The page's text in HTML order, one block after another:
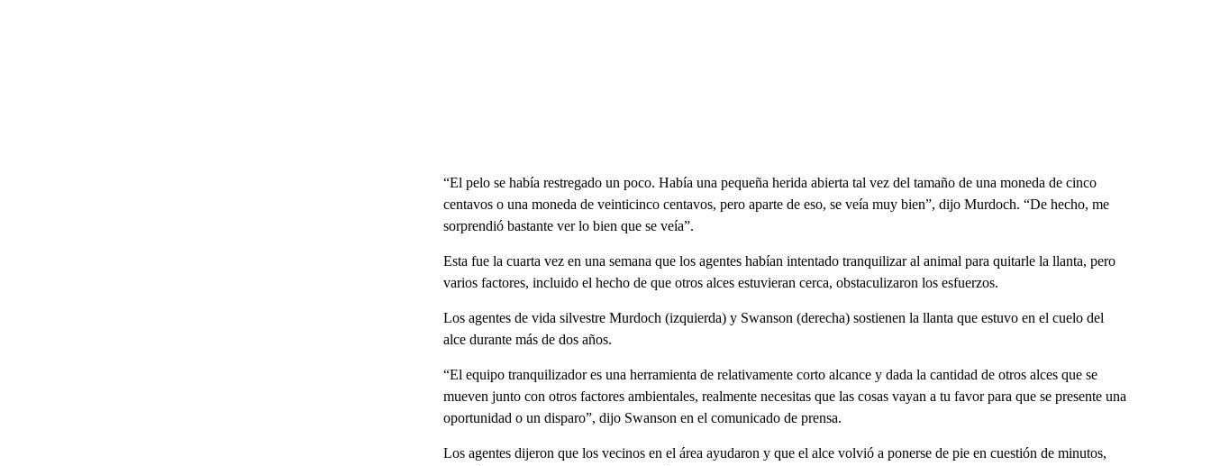
“El pelo se había restregado un poco. Había una pequeña herida abierta tal vez del tamaño de una moneda de cinco
centavos o una moneda de veinticinco centavos, pero aparte de eso, se veía muy bien”, dijo Murdoch. “De hecho, me
sorprendió bastante ver lo bien que se veía”.
Esta fue la cuarta vez en una semana que los agentes habían intentado tranquilizar al animal para quitarle la llanta, pero
varios factores, incluido el hecho de que otros alces estuvieran cerca, obstaculizaron los esfuerzos.
Los agentes de vida silvestre Murdoch (izquierda) y Swanson (derecha) sostienen la llanta que estuvo en el cuelo del
alce durante más de dos años.
“El equipo tranquilizador es una herramienta de relativamente corto alcance y dada la cantidad de otros alces que se
mueven junto con otros factores ambientales, realmente necesitas que las cosas vayan a tu favor para que se presente una
oportunidad o un disparo”, dijo Swanson en el comunicado de prensa.
Los agentes dijeron que los vecinos en el área ayudaron y que el alce volvió a ponerse de pie en cuestión de minutos,